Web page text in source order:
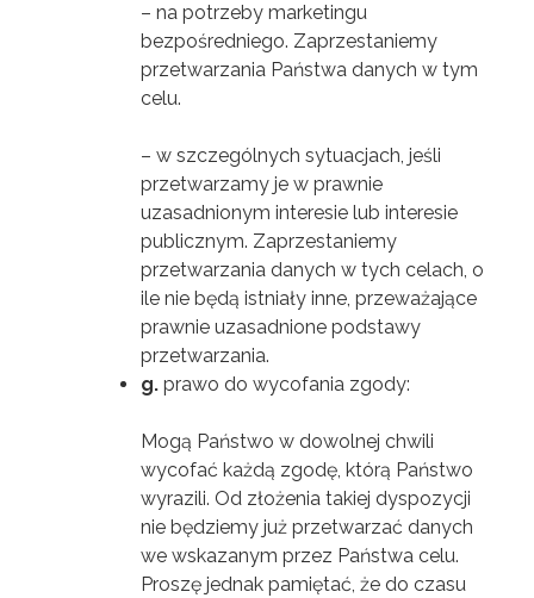
– na potrzeby marketingu
bezpośredniego. Zaprzestaniemy
przetwarzania Państwa danych w tym
celu.
– w szczególnych sytuacjach, jeśli
przetwarzamy je w prawnie
uzasadnionym interesie lub interesie
publicznym. Zaprzestaniemy
przetwarzania danych w tych celach, o
ile nie będą istniały inne, przeważające
prawnie uzasadnione podstawy
przetwarzania.
g. prawo do wycofania zgody:
Mogą Państwo w dowolnej chwili
wycofać każdą zgodę, którą Państwo
wyrazili. Od złożenia takiej dyspozycji
nie będziemy już przetwarzać danych
we wskazanym przez Państwa celu.
Proszę jednak pamiętać, że do czasu